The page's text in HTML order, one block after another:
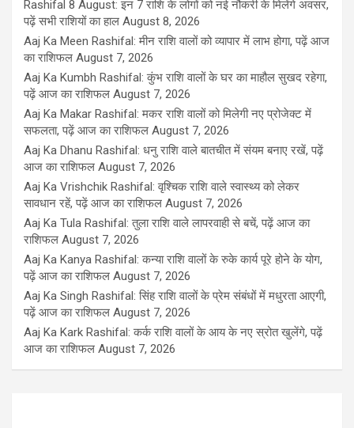
Rashifal 8 August: इन 7 राशि के लोगों को नई नौकरी के मिलेंगे अवसर,
पढ़ें सभी राशियों का हाल August 8, 2026
Aaj Ka Meen Rashifal: मीन राशि वालों को व्यापार में लाभ होगा, पढ़ें आज
का राशिफल August 7, 2026
Aaj Ka Kumbh Rashifal: कुंभ राशि वालों के घर का माहौल सुखद रहेगा,
पढ़ें आज का राशिफल August 7, 2026
Aaj Ka Makar Rashifal: मकर राशि वालों को मिलेगी नए प्रोजेक्ट में
सफलता, पढ़ें आज का राशिफल August 7, 2026
Aaj Ka Dhanu Rashifal: धनु राशि वाले बातचीत में संयम बनाए रखें, पढ़ें
आज का राशिफल August 7, 2026
Aaj Ka Vrishchik Rashifal: वृश्चिक राशि वाले स्वास्थ्य को लेकर
सावधान रहें, पढ़ें आज का राशिफल August 7, 2026
Aaj Ka Tula Rashifal: तुला राशि वाले लापरवाही से बचें, पढ़ें आज का
राशिफल August 7, 2026
Aaj Ka Kanya Rashifal: कन्या राशि वालों के रुके कार्य पूरे होने के योग,
पढ़ें आज का राशिफल August 7, 2026
Aaj Ka Singh Rashifal: सिंह राशि वालों के प्रेम संबंधों में मधुरता आएगी,
पढ़ें आज का राशिफल August 7, 2026
Aaj Ka Kark Rashifal: कर्क राशि वालों के आय के नए स्रोत खुलेंगे, पढ़ें
आज का राशिफल August 7, 2026